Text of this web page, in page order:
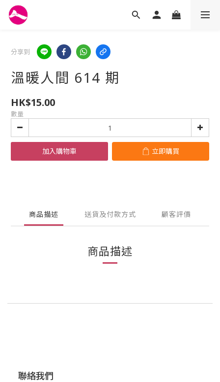
分享到
溫暖人間 614 期
HK$15.00
數量
加入購物車 立即購買
商品描述 送貨及付款方式 顧客評價
商品描述
聯絡我們